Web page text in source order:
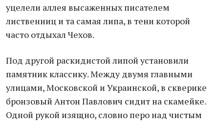
уцелели аллея высаженных писателем
лиственниц и та самая липа, в тени которой
часто отдыхал Чехов.
Под другой раскидистой липой установили
памятник классику. Между двумя главными
улицами, Московской и Украинской, в скверике
бронзовый Антон Павлович сидит на скамейке.
Одной рукой изящно, словно перо над чистым